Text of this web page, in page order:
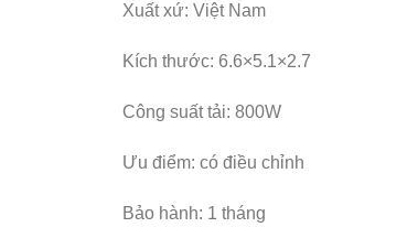
Xuất xứ: Việt Nam
Kích thước: 6.6×5.1×2.7
Công suất tải: 800W
Ưu điểm: có điều chỉnh
Bảo hành: 1 tháng